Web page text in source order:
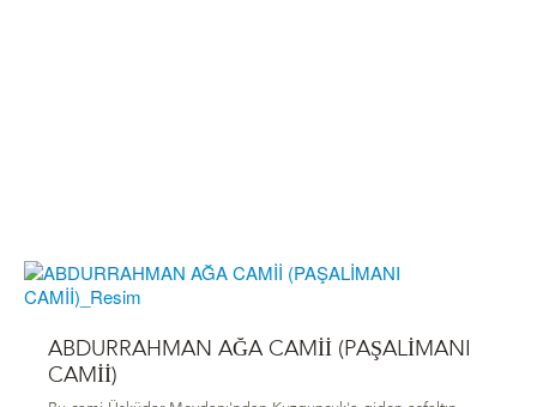
ABDURRAHMAN AĞA CAMİİ (PAŞALİMANI
CAMİİ)